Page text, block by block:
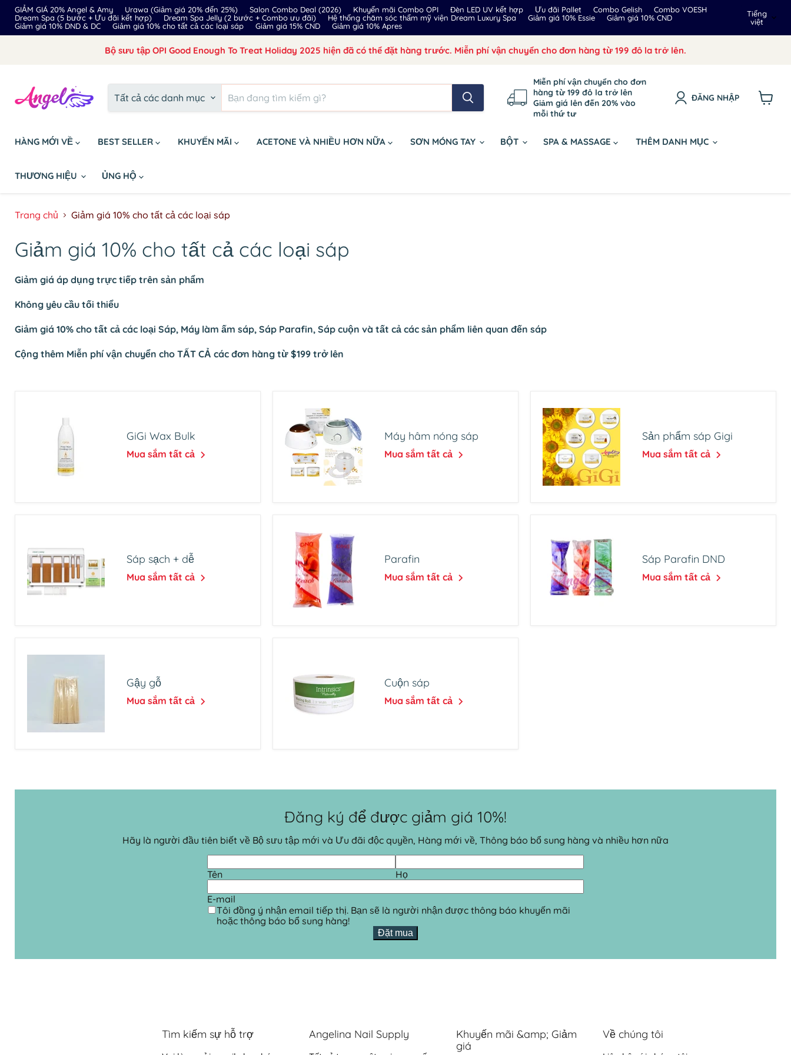
GIẢM GIÁ 20% Angel & Amy Urawa (Giảm giá 20% đến 25%) Salon Combo Deal (2026) Khuyến mãi Combo OPI Đèn LED UV kết hợp Ưu đãi Pallet Combo Gelish
Combo VOESH
Dream Spa (5 bước + Ưu đãi kết hợp)
Dream Spa Jelly (2 bước + Combo ưu đãi) Hệ thống chăm sóc thẩm mỹ viện Dream Luxury Spa Giảm giá 10% Essie
Giảm giá 10% CND
Giảm giá 10% DND & DC
Giảm giá 10% cho tất cả các loại sáp Giảm giá 15% CND Giảm giá 10% Apres
Ngôn
ngữ
Tiếng
việt
Bộ sưu tập OPI Good Enough To Treat Holiday 2025 hiện đã có thể đặt hàng trước. Miễn phí vận chuyển cho đơn hàng từ 199 đô la trở lên.
Tất cả các danh mục
Miễn phí vận chuyển cho đơn
hàng từ 199 đô la trở lên
Giảm giá lên đến 20% vào
mỗi thứ tư
ĐĂNG NHẬP
HÀNG MỚI VỀ BEST SELLER KHUYẾN MÃI ACETONE VÀ NHIỀU HƠN NỮA SƠN MÓNG TAY BỘT SPA & MASSAGE THÊM DANH MỤC
THƯƠNG HIỆU ỦNG HỘ
Trang chủ Giảm giá 10% cho tất cả các loại sáp
Giảm giá 10% cho tất cả các loại sáp
Giảm giá áp dụng trực tiếp trên sản phẩm
Không yêu cầu tối thiểu
Giảm giá 10% cho tất cả các loại Sáp, Máy làm ấm sáp, Sáp Parafin, Sáp cuộn và tất cả các sản phẩm liên quan đến sáp
Cộng thêm Miễn phí vận chuyển cho TẤT CẢ các đơn hàng từ $199 trở lên
GiGi Wax Bulk
Mua sắm tất cả
Máy hâm nóng sáp
Mua sắm tất cả
Sản phẩm sáp Gigi
Mua sắm tất cả
Sáp sạch + dễ
Mua sắm tất cả
Parafin
Mua sắm tất cả
Sáp Parafin DND
Mua sắm tất cả
Gậy gỗ
Mua sắm tất cả
Cuộn sáp
Mua sắm tất cả
Đăng ký để được giảm giá 10%!
Hãy là người đầu tiên biết về Bộ sưu tập mới và Ưu đãi độc quyền, Hàng mới về, Thông báo bổ sung hàng và nhiều hơn nữa
Tên Họ
E-mail
Tôi đồng ý nhận email tiếp thị. Bạn sẽ là người nhận được thông báo khuyến mãi
hoặc thông báo bổ sung hàng!
Đặt mua
Tìm kiếm sự hỗ trợ Angelina Nail Supply
Khuyến mãi &amp; Giảm
giá
Về chúng tôi